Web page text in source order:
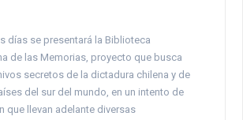
días se presentará la Biblioteca
de las Memorias, proyecto que busca
secretos de la dictadura chilena y de
del sur del mundo, en un intento de
que llevan adelante diversas